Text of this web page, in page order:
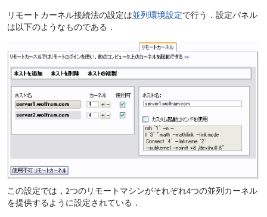
リモートカーネル接続法の設定は並列環境設定で行う．設定パネル
は以下のようなものである．
この設定では，2つのリモートマシンがそれぞれ4つの並列カーネル
を提供するように設定されている．